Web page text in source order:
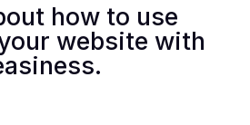
how to use
website with